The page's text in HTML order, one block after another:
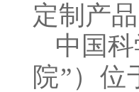
定制产
中国
院”）位